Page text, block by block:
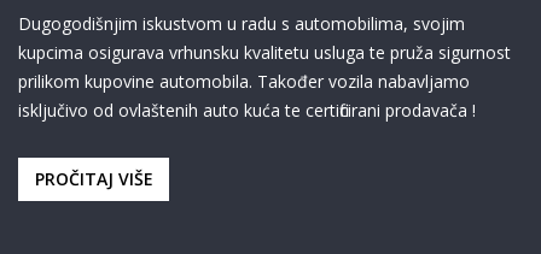
Dugogodišnjim iskustvom u radu s automobilima, svojim
kupcima osigurava vrhunsku kvalitetu usluga te pruža sigurnost
prilikom kupovine automobila. Također vozila nabavljamo
isključivo od ovlaštenih auto kuća te certificirani prodavača !
PROČITAJ VIŠE